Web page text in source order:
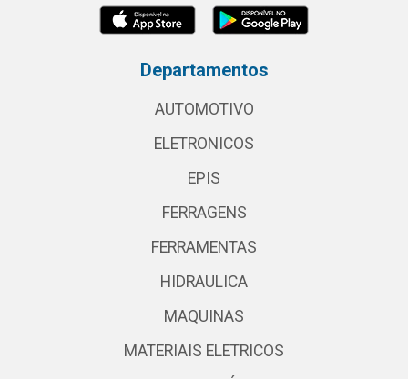
Departamentos
AUTOMOTIVO
ELETRONICOS
EPIS
FERRAGENS
FERRAMENTAS
HIDRAULICA
MAQUINAS
MATERIAIS ELETRICOS